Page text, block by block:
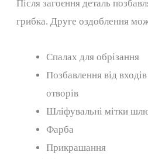
Після загоєння деталь
грибка. Друге оздоблення
Спалах для обрізання
Позбавлення від
отворів
Шліфувальні мітки
Фарба
Прикрашання